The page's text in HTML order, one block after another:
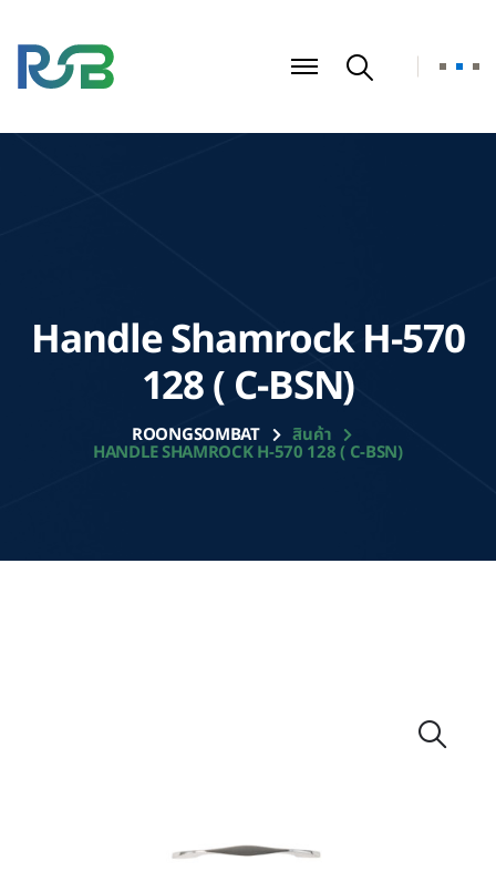
Handle Shamrock H-570
128 ( C-BSN)
ROONGSOMBAT สินค้า
HANDLE SHAMROCK H-570 128 ( C-BSN)